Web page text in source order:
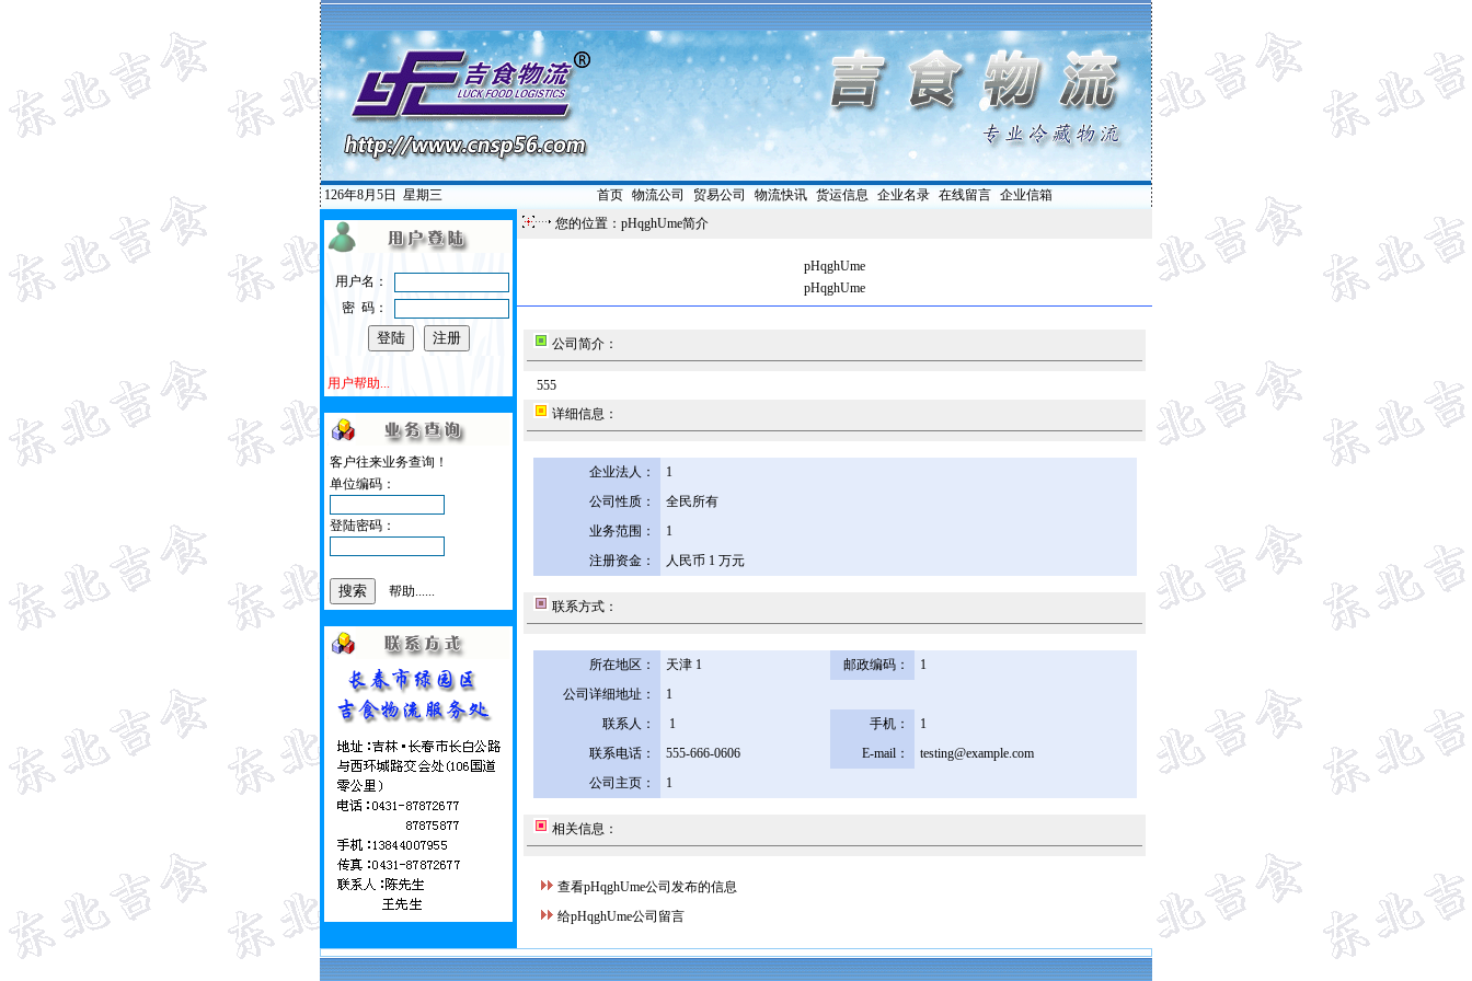
126年8月5日 星期三 首页| 物流公司 贸易公司 物流快讯| 货运信息 企业名录| 在线留言| 企业信箱
用户名：
密 码：
用户帮助...
客户往来业务查询！
单位编码：
登陆密码：
帮助......
您的位置：pHqghUme简介
pHqghUme
pHqghUme
公司简介：
555
详细信息：
企业法人：
1
公司性质：
全民所有
业务范围：
1
注册资金：
人民币 1 万元
联系方式：
所在地区： 天津 1 邮政编码：
1
公司详细地址：
1
联系人：
1 手机：
1
联系电话：
555-666-0606 E-mail：
testing@example.com
公司主页：
1
相关信息：
查看pHqghUme公司发布的信息
给pHqghUme公司留言